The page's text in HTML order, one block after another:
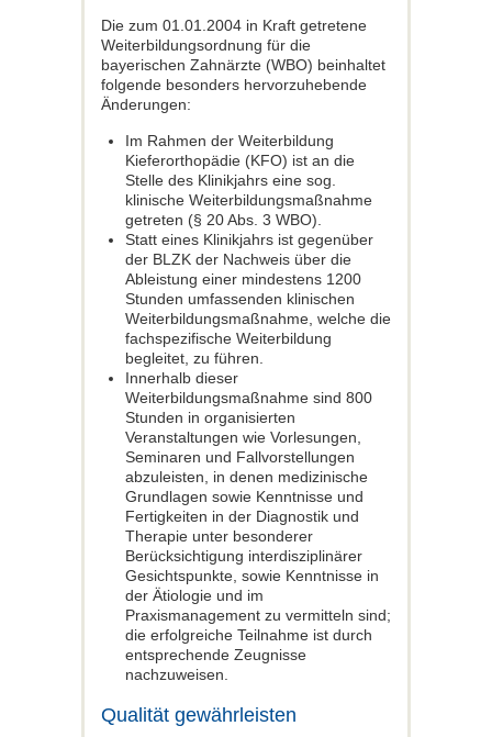
Die zum 01.01.2004 in Kraft getretene
Weiterbildungsordnung für die
bayerischen Zahnärzte (WBO) beinhaltet
folgende besonders hervorzuhebende
Änderungen:
Im Rahmen der Weiterbildung
Kieferorthopädie (KFO) ist an die
Stelle des Klinikjahrs eine sog.
klinische Weiterbildungsmaßnahme
getreten (§ 20 Abs. 3 WBO).
Statt eines Klinikjahrs ist gegenüber
der BLZK der Nachweis über die
Ableistung einer mindestens 1200
Stunden umfassenden klinischen
Weiterbildungsmaßnahme, welche die
fachspezifische Weiterbildung
begleitet, zu führen.
Innerhalb dieser
Weiterbildungsmaßnahme sind 800
Stunden in organisierten
Veranstaltungen wie Vorlesungen,
Seminaren und Fallvorstellungen
abzuleisten, in denen medizinische
Grundlagen sowie Kenntnisse und
Fertigkeiten in der Diagnostik und
Therapie unter besonderer
Berücksichtigung interdisziplinärer
Gesichtspunkte, sowie Kenntnisse in
der Ätiologie und im
Praxismanagement zu vermitteln sind;
die erfolgreiche Teilnahme ist durch
entsprechende Zeugnisse
nachzuweisen.
Qualität gewährleisten